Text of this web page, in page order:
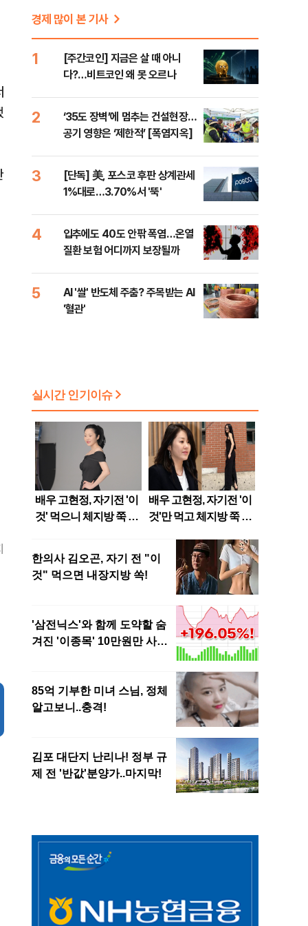
경제 많이 본 기사
1
[주간코인] 지금은 살 때 아니
다?…비트코인 왜 못 오르나
2
‘35도 장벽’에 멈추는 건설현장…
공기 영향은 ‘제한적’ [폭염지옥]
3
[단독] 美, 포스코 후판 상계관세
1%대로…3.70%서 '뚝'
4
입추에도 40도 안팎 폭염…온열
질환 보험 어디까지 보장될까
5
AI '쌀' 반도체 주춤? 주목받는 AI
'혈관'